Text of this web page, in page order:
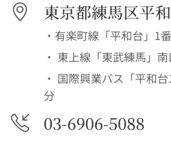
東京都練馬区平
・有楽町線「平和台」1
・ 東上線「東武練馬」
・ 国際興業バス「平和
分
03-6906-5088